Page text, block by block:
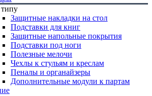
Защитные накладки на стол
Подставки для книг
Защитные напольные покрытия
Подставки под ноги
Полезные мелочи
Чехлы к стульям и креслам
Пеналы и органайзеры
Дополнительные модули к партам